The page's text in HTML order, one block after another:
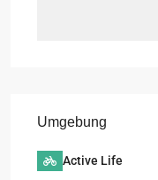
Umgebung
Active Life